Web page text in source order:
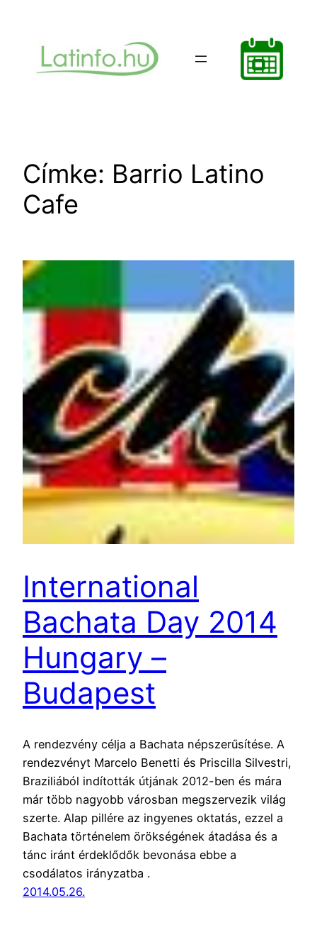
tartalomhoz
Címke: Barrio Latino
Cafe
International
Bachata Day 2014
Hungary –
Budapest
A rendezvény célja a Bachata népszerűsítése. A
rendezvényt Marcelo Benetti és Priscilla Silvestri,
Braziliából indították útjának 2012-ben és mára
már több nagyobb városban megszervezik világ
szerte. Alap pillére az ingyenes oktatás, ezzel a
Bachata történelem örökségének átadása és a
tánc iránt érdeklődők bevonása ebbe a
csodálatos irányzatba .
2014.05.26.